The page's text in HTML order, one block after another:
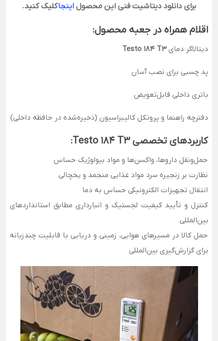
برای دانلود دیتاشیت فنی این محصول اینجاکلیک کنید.
اقلام همراه در جعبه محصول:
دیتالاگر دمایTesto 184 T3
پد چسبی برای نصب آسان
باتری داخلی قابل‌تعویض
دفترچه راهنما و پروتکل کالیبراسیون (ذخیره‌شده در حافظه داخلی)
کاربردهای تخصصی Testo 184 T3:
حمل‌ونقل داروها، واکسن‌ها و مواد بیولوژیک حساس
نظارت بر زنجیره سرد مواد غذایی منجمد و یخچالی
انتقال تجهیزات الکترونیکی حساس به دما
کنترل و تأیید کیفیت لجستیک و انبارداری مطابق استانداردهای
بین‌المللی
حمل کالا در مسیرهای هوایی، زمینی و دریایی با قابلیت چندزبانه
برای گزارش‌گیری بین‌المللی